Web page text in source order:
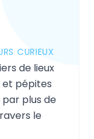
CURIEUX
de lieux
et pépites
plus de
le